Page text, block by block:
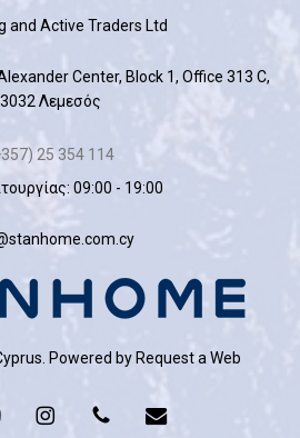
and Active Traders Ltd
Center, Block 1, Office 313 C,
3032 Λεμεσός
25 354 114
09:00 - 19:00
Powered by Request a Web
instagramphone email